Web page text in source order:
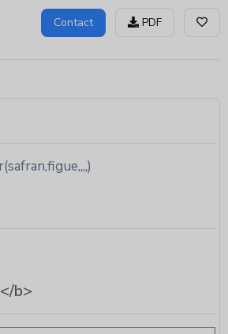
Contact PDF
b>